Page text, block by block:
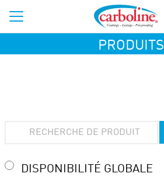
PRODUITS
DISPONIBILITÉ GLOBALE